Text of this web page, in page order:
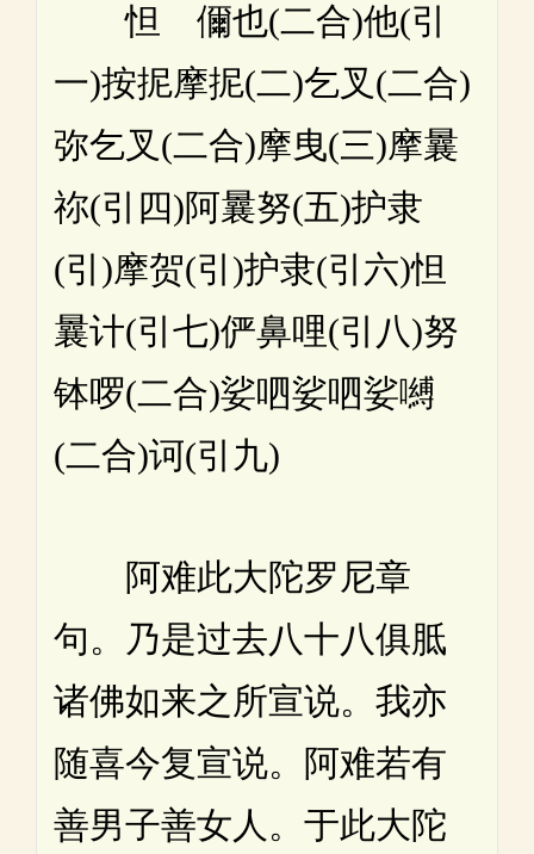
怛 儞也(二合)他(引
一)按抳摩抳(二)乞叉(二合)
弥乞叉(二合)摩曳(三)摩曩
祢(引四)阿曩努(五)护隶
(引)摩贺(引)护隶(引六)怛
曩计(引七)俨鼻哩(引八)努
钵啰(二合)娑呬娑呬娑嚩
(二合)诃(引九)
阿难此大陀罗尼章
句。乃是过去八十八俱胝
诸佛如来之所宣说。我亦
随喜今复宣说。阿难若有
善男子善女人。于此大陀